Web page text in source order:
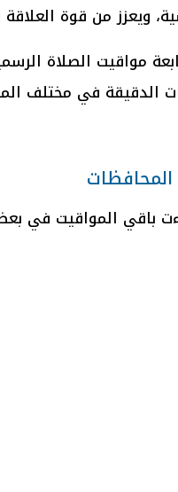
ويعزز من قوة العلاقة
مواقيت الصلاة
الدقيقة في مختلف
باقي المواقيت في